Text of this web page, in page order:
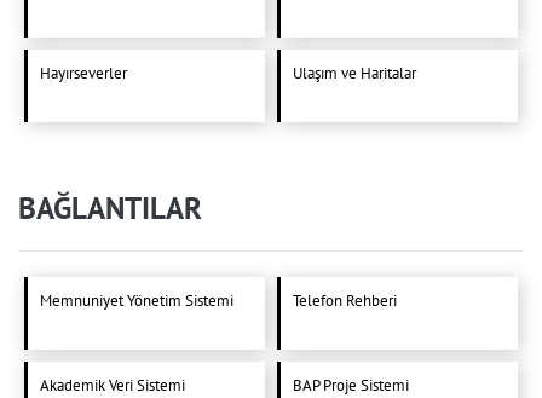
Hayırseverler Ulaşım ve Haritalar
BAĞLANTILAR
Memnuniyet Yönetim Sistemi Telefon Rehberi
Akademik Veri Sistemi BAP Proje Sistemi